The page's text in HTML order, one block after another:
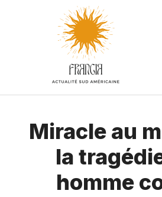
Miracle au
la
homme